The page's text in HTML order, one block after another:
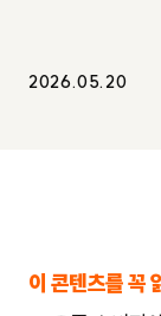
2026.05.20
이 콘텐츠를 꼭